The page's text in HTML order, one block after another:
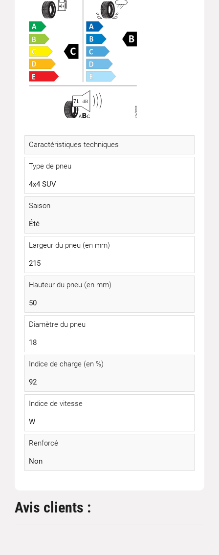
Caractéristiques techniques
Type de pneu
4x4 SUV
Saison
Été
Largeur du pneu (en mm)
215
Hauteur du pneu (en mm)
50
Diamètre du pneu
18
Indice de charge (en %)
92
Indice de vitesse
W
Renforcé
Non
Avis clients :